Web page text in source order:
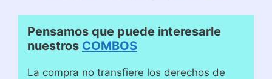
Pensamos que puede interesarle
nuestros COMBOS
La compra no transfiere los derechos de